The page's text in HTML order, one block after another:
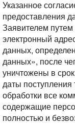
Указанное
предоставления
Заявителем
электронный
данных,
данных», после
уничтожены в
даты поступления
обработки все
содержащие
полностью и